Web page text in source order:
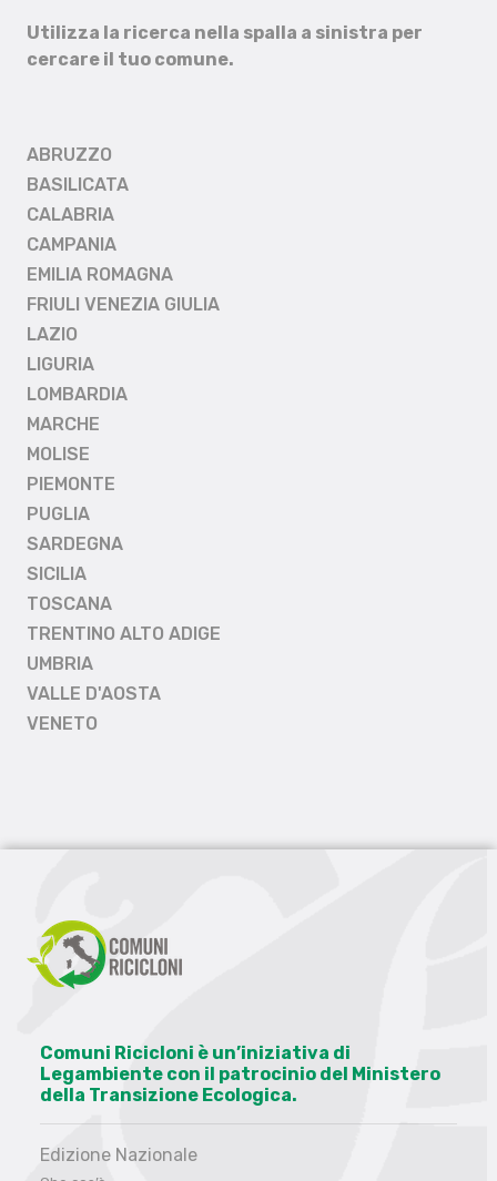
Utilizza la ricerca nella spalla a sinistra per
cercare il tuo comune.
ABRUZZO
BASILICATA
CALABRIA
CAMPANIA
EMILIA ROMAGNA
FRIULI VENEZIA GIULIA
LAZIO
LIGURIA
LOMBARDIA
MARCHE
MOLISE
PIEMONTE
PUGLIA
SARDEGNA
SICILIA
TOSCANA
TRENTINO ALTO ADIGE
UMBRIA
VALLE D'AOSTA
VENETO
Comuni Ricicloni è un’iniziativa di
Legambiente con il patrocinio del Ministero
della Transizione Ecologica.
Edizione Nazionale